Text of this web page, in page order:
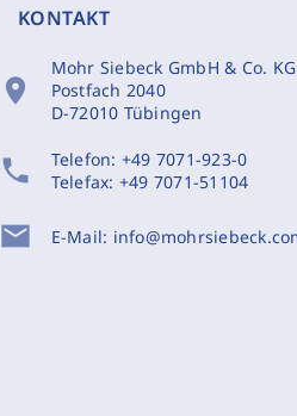
KONTAKT
location_on
Mohr Siebeck GmbH & Co. KG
Postfach 2040
D-72010 Tübingen
phone Telefon: +49 7071-923-0
Telefax: +49 7071-51104
mail E-Mail: